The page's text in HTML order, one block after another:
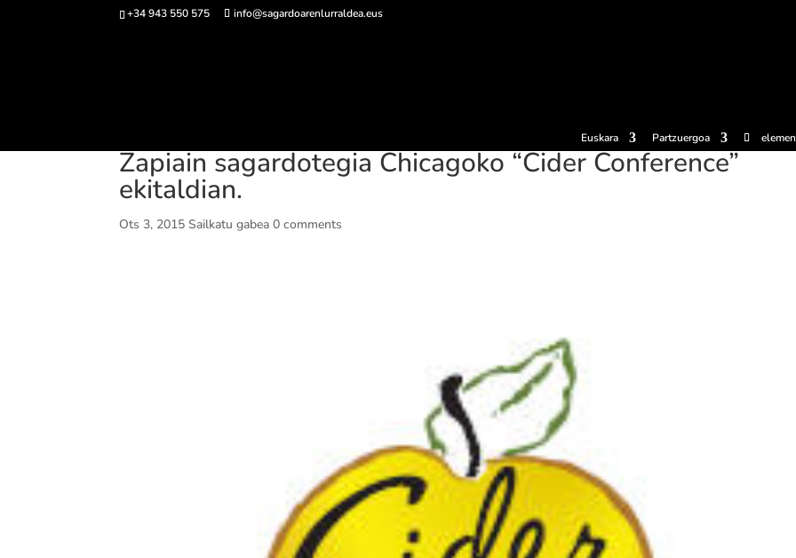
+34 943 550 575 info@sagardoarenlurraldea.eus
Euskara Partzuergoa
Zapiain sagardotegia Chicagoko “Cider Conference”
ekitaldian.
Ots 3, 2015 Sailkatu gabea 0 comments